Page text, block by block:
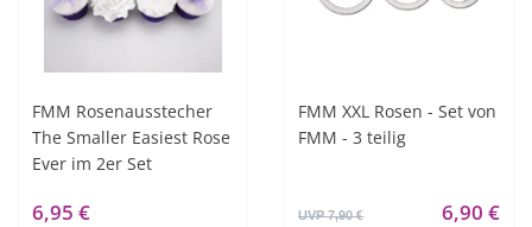
FMM Rosenausstecher
The Smaller Easiest Rose
Ever im 2er Set
6,95 €
FMM XXL Rosen - Set von
FMM - 3 teilig
UVP 7,90 € 6,90 €